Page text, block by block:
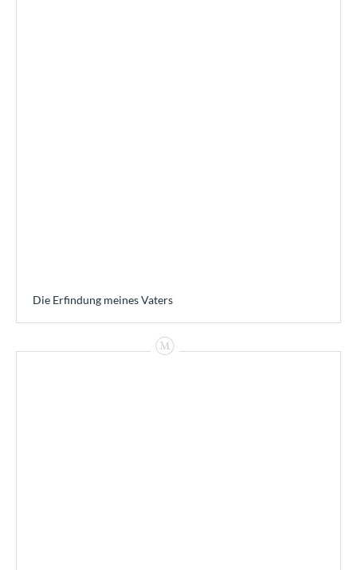
Die Erfindung meines Vaters